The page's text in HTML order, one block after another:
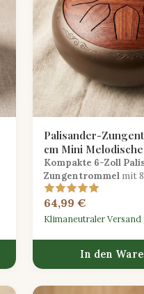
Palisander-
cm Mini
Kompakte 6-Zoll
Zungentrommel mit
Zungen in D-Moll — ein
Melodieinstrument,
Anfänger.
64,99 €
Klimaneutraler Versand
In den